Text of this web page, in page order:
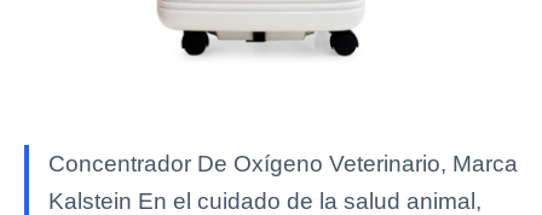
Concentrador De Oxígeno Veterinario, Marca
Kalstein En el cuidado de la salud animal,